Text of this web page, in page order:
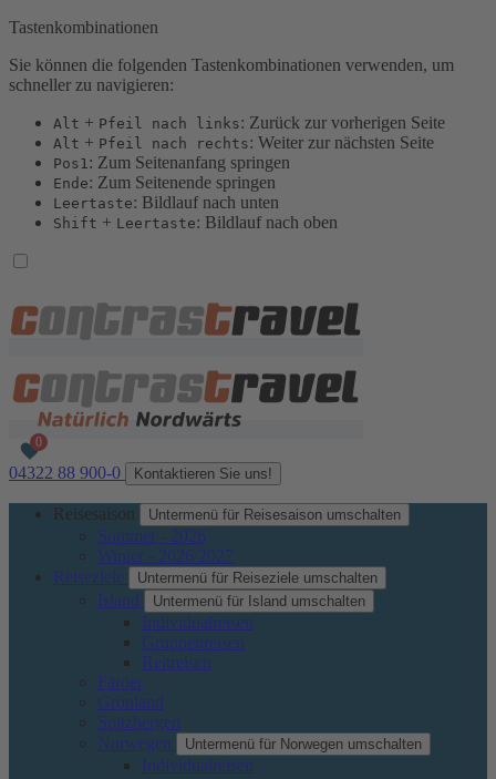
Tastenkombinationen
Sie können die folgenden Tastenkombinationen verwenden, um
schneller zu navigieren:
Alt + Pfeil nach links: Zurück zur vorherigen Seite
Alt + Pfeil nach rechts: Weiter zur nächsten Seite
Pos1: Zum Seitenanfang springen
Ende: Zum Seitenende springen
Leertaste: Bildlauf nach unten
Shift + Leertaste: Bildlauf nach oben
04322 88 900-0 Kontaktieren Sie uns!
Reisesaison Untermenü für Reisesaison umschalten
Sommer - 2026
Winter - 2026/2027
Reiseziele
Untermenü für Reiseziele umschalten
Island Untermenü für Island umschalten
Individualreisen
Gruppenreisen
Reitreisen
Färöer
Grönland
Spitzbergen
Norwegen
Untermenü für Norwegen umschalten
Individualreisen